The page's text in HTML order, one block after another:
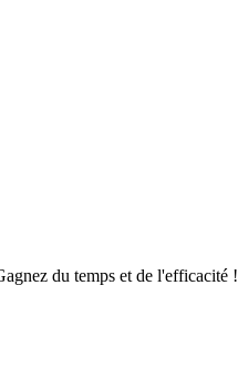
du temps et de l'efficacité !